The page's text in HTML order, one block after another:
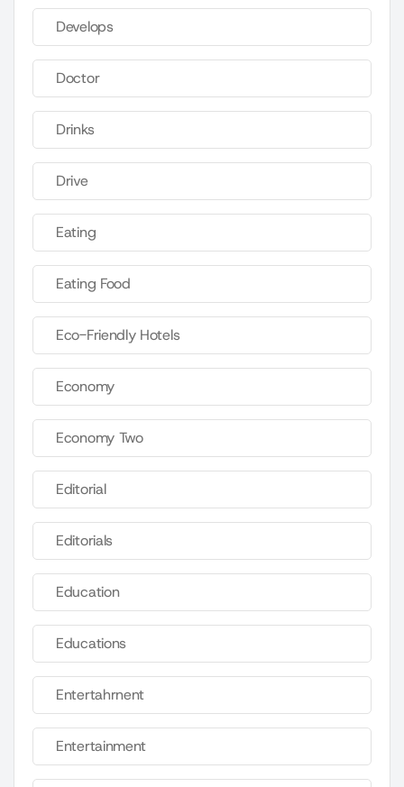
Develops
Doctor
Drinks
Drive
Eating
Eating Food
Eco-Friendly Hotels
Economy
Economy Two
Editorial
Editorials
Education
Educations
Entertahrnent
Entertainment